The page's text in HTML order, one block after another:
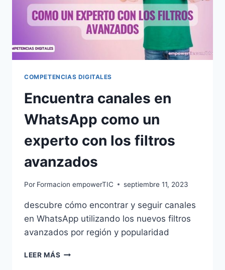
COMPETENCIAS DIGITALES
Encuentra canales en
WhatsApp como un
experto con los filtros
avanzados
Por Formacion empowerTIC septiembre 11, 2023
descubre cómo encontrar y seguir canales
en WhatsApp utilizando los nuevos filtros
avanzados por región y popularidad
LEER MÁS